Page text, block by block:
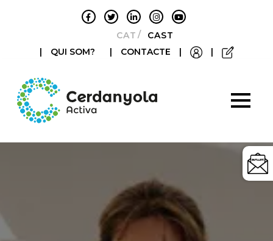
CATALÀCASTELLANO
|
QUI SOM? | CONTACTE | |